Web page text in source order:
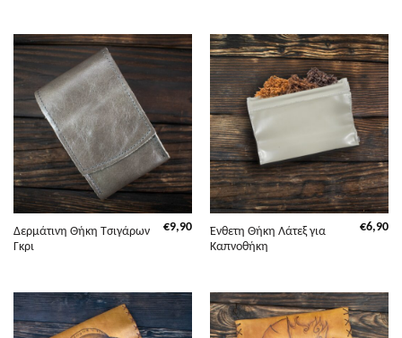
Δερμάτινη Θήκη Τσιγάρων
Γκρι
€9,90
Ένθετη Θήκη Λάτεξ για
Καπνοθήκη
€6,90